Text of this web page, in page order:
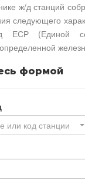
ж/д станций
следующего
ЕСР (Единой
формой
или код станции